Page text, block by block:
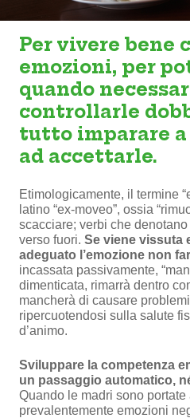
Per vivere bene
emozioni, per
quando
controllarle
tutto imparare a
ad accettarle.
Etimologicamente, il termine
latino “ex-moveo”, ossia
scacciare; verbi che
verso fuori. Se viene vissuta
adeguato l’emozione non
incassata passivamente,
dimenticata, rimarrà dentro
mancherà di causare
ripercuotendosi sulla salute
d’animo.
Sviluppare la competenza
un passaggio automatico,
Quando le madri sono portate
prevalentemente emozioni